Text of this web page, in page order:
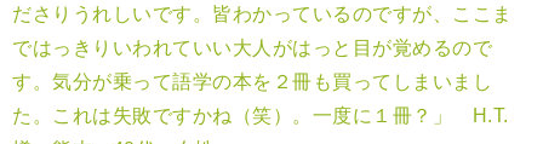
ださりうれしいです。皆わかっているのですが、ここま
ではっきりいわれていい大人がはっと目が覚めるので
す。気分が乗って語学の本を２冊も買ってしまいまし
た。これは失敗ですかね（笑）。一度に１冊？」 H.T.